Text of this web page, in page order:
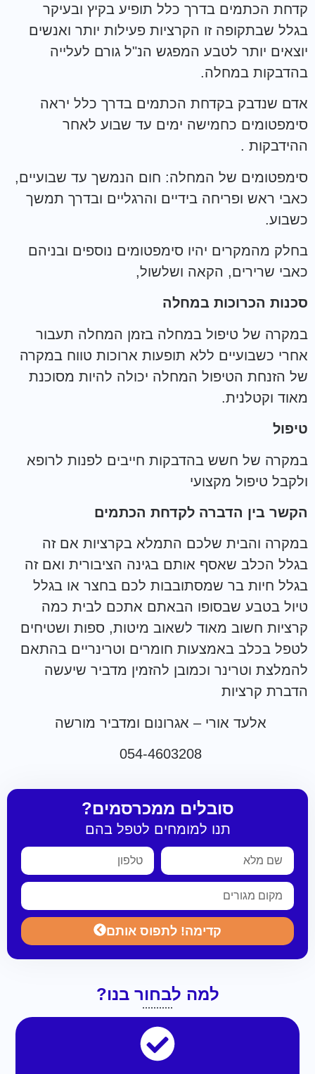
קדחת הכתמים בדרך כלל תופיע בקיץ ובעיקר
בגלל שבתקופה זו הקרציות פעילות יותר ואנשים
יוצאים יותר לטבע המפגש הנ"ל גורם לעלייה
בהדבקות במחלה.
אדם שנדבק בקדחת הכתמים בדרך כלל יראה
סימפטומים כחמישה ימים עד שבוע לאחר
ההידבקות .
סימפטומים של המחלה: חום הנמשך עד שבועיים,
כאבי ראש ופריחה בידיים והרגליים ובדרך תמשך
כשבוע.
בחלק מהמקרים יהיו סימפטומים נוספים ובניהם
כאבי שרירים, הקאה ושלשול,
סכנות הכרוכות במחלה
במקרה של טיפול במחלה בזמן המחלה תעבור
אחרי כשבועיים ללא תופעות ארוכות טווח במקרה
של הזנחת הטיפול המחלה יכולה להיות מסוכנת
מאוד וקטלנית.
טיפול
במקרה של חשש בהדבקות חייבים לפנות לרופא
ולקבל טיפול מקצועי
הקשר בין הדברה לקדחת הכתמים
במקרה והבית שלכם התמלא בקרציות אם זה
בגלל הכלב שאסף אותם בגינה הציבורית ואם זה
בגלל חיות בר שמסתובבות לכם בחצר או בגלל
טיול בטבע שבסופו הבאתם אתכם לבית כמה
קרציות חשוב מאוד לשאוב מיטות, ספות ושטיחים
לטפל בכלב באמצעות חומרים וטרינריים בהתאם
להמלצת וטרינר וכמובן להזמין מדביר שיעשה
הדברת קרציות
אלעד אורי – אגרונום ומדביר מורשה
054-4603208
סובלים ממכרסמים?
תנו למומחים לטפל בהם
קדימה! לתפוס אותם
למה לבחור בנו?